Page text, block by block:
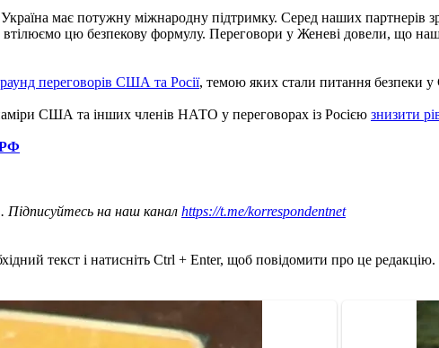
має потужну міжнародну підтримку. Серед наших партнерів
цю безпекову формулу. Переговори у Женеві довели, що
переговорів США та Росії, темою яких стали питання безпеки у
США та інших членів НАТО у переговорах із Росією знизити
РФ
Підписуйтесь на наш канал https://t.me/korrespondentnet
текст і натисніть Ctrl + Enter, щоб повідомити про це редакцію.